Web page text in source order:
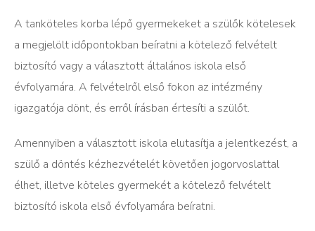
A tanköteles korba lépő gyermekeket a szülők kötelesek
a megjelölt időpontokban beíratni a kötelező felvételt
biztosító vagy a választott általános iskola első
évfolyamára. A felvételről első fokon az intézmény
igazgatója dönt, és erről írásban értesíti a szülőt.
Amennyiben a választott iskola elutasítja a jelentkezést, a
szülő a döntés kézhezvételét követően jogorvoslattal
élhet, illetve köteles gyermekét a kötelező felvételt
biztosító iskola első évfolyamára beíratni.